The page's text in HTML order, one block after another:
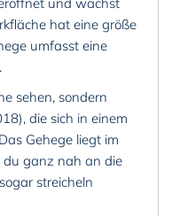
hat eine größe
umfasst eine
sehen, sondern
die sich in einem
Gehege liegt im
du ganz nah an die
streicheln